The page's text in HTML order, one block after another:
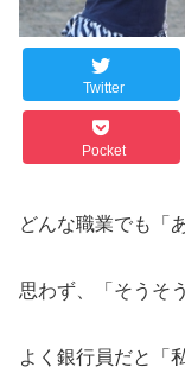
Twitter
Pocket
どんな職業でも「
思わず、「そうそ
よく銀行員だと「